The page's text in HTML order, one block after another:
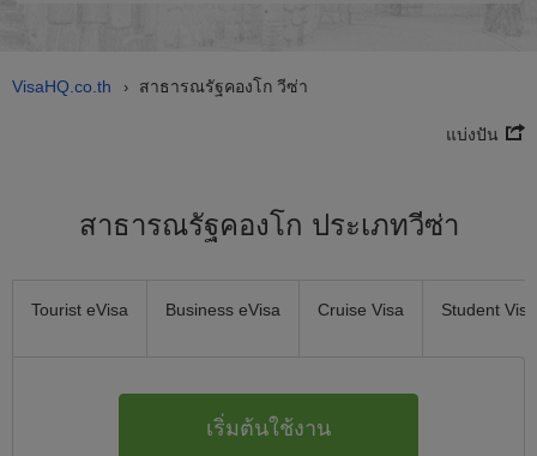
VisaHQ.co.th › สาธารณรัฐคองโก วีซ่า
แบ่งปัน
สาธารณรัฐคองโก ประเภทวีซ่า
Tourist eVisa Business eVisa Cruise Visa Student Visa
เริ่มต้นใช้งาน